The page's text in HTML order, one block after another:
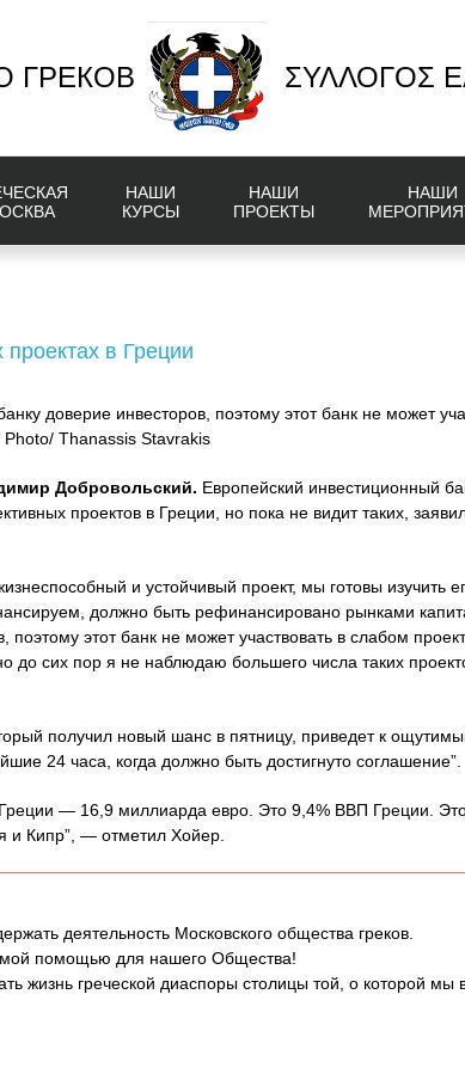
ГРЕКОВ ΣΥΛΛΟΓΟΣ
НАШИ
КУРСЫ
НАШИ
ПРОЕКТЫ
НАШИ
в Греции
доверие инвесторов, поэтому этот банк не может
Thanassis Stavrakis
Добровольский. Европейский инвестиционный
проектов в Греции, но пока не видит таких,
и устойчивый проект, мы готовы изучить
должно быть рефинансировано рынками
поэтому этот банк не может участвовать в слабом
до сих пор я не наблюдаю большего числа таких
получил новый шанс в пятницу, приведет к
24 часа, когда должно быть достигнуто соглашение”.
— 16,9 миллиарда евро. Это 9,4% ВВП Греции.
и Кипр”, — отметил Хойер.
деятельность Московского общества греков.
помощью для нашего Общества!
жизнь греческой диаспоры столицы той, о которой мы